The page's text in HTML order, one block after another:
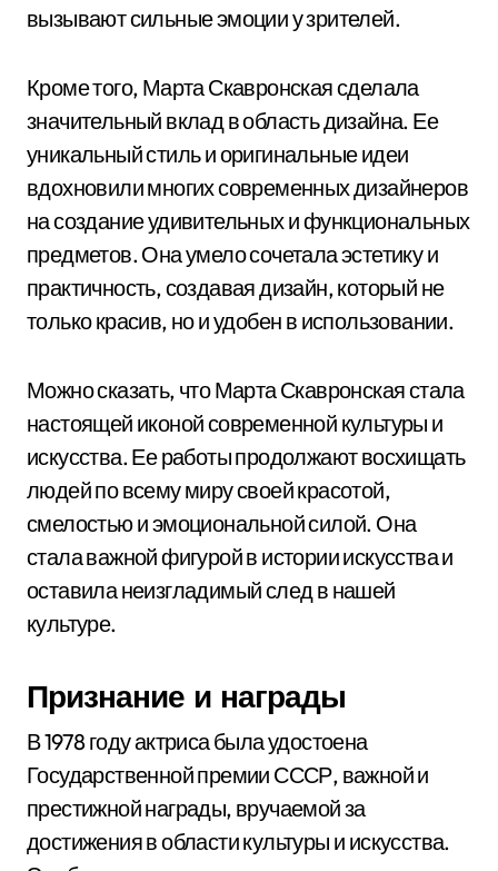
вызывают сильные эмоции у зрителей.
Кроме того, Марта Скавронская сделала
значительный вклад в область дизайна. Ее
уникальный стиль и оригинальные идеи
вдохновили многих современных дизайнеров
на создание удивительных и функциональных
предметов. Она умело сочетала эстетику и
практичность, создавая дизайн, который не
только красив, но и удобен в использовании.
Можно сказать, что Марта Скавронская стала
настоящей иконой современной культуры и
искусства. Ее работы продолжают восхищать
людей по всему миру своей красотой,
смелостью и эмоциональной силой. Она
стала важной фигурой в истории искусства и
оставила неизгладимый след в нашей
культуре.
Признание и награды
В 1978 году актриса была удостоена
Государственной премии СССР, важной и
престижной награды, вручаемой за
достижения в области культуры и искусства.